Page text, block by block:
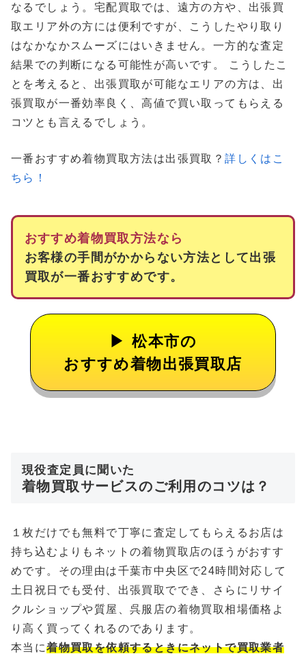
なるでしょう。宅配買取では、遠方の方や、出張買
取エリア外の方には便利ですが、こうしたやり取り
はなかなかスムーズにはいきません。一方的な査定
結果での判断になる可能性が高いです。 こうしたこ
とを考えると、出張買取が可能なエリアの方は、出
張買取が一番効率良く、高値で買い取ってもらえる
コツとも言えるでしょう。
一番おすすめ着物買取方法は出張買取？詳しくはこ
ちら！
おすすめ着物買取方法なら
お客様の手間がかからない方法として出張
買取が一番おすすめです。
松本市の
おすすめ着物出張買取店
現役査定員に聞いた
着物買取サービスのご利用のコツは？
１枚だけでも無料で丁寧に査定してもらえるお店は
持ち込むよりもネットの着物買取店のほうがおすす
めです。その理由は千葉市中央区で24時間対応して
土日祝日でも受付、出張買取ででき、さらにリサイ
クルショップや質屋、呉服店の着物買取相場価格よ
り高く買ってくれるのであります。
本当に着物買取を依頼するときにネットで買取業者